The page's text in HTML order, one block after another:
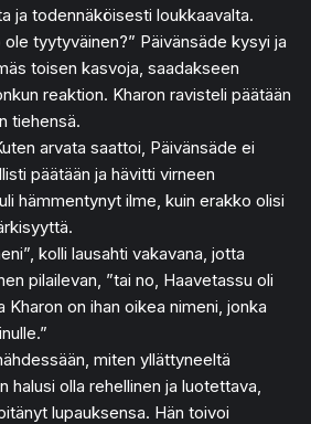
ja todennäköisesti loukkaavalta.
tyytyväinen?” Päivänsäde kysyi ja
toisen kasvoja, saadakseen
reaktion. Kharon ravisteli päätään
tiehensä.
arvata saattoi, Päivänsäde ei
päätään ja hävitti virneen
hämmentynyt ilme, kuin erakko olisi
kolli lausahti vakavana, jotta
pilailevan, ”tai no, Haavetassu oli
Kharon on ihan oikea nimeni, jonka
miten yllättyneeltä
halusi olla rehellinen ja luotettava,
lupauksensa. Hän toivoi